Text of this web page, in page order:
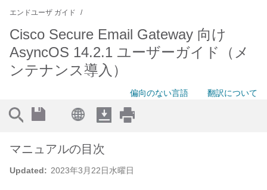
エンドユーザ ガイド
Cisco Secure Email Gateway 向け
AsyncOS 14.2.1 ユーザーガイド（メ
ンテナンス導入）
偏向のない言語 翻訳について
Updated: 2023年3月22日水曜日
マニュアルの目次